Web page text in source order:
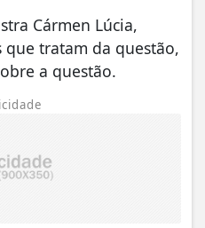
Cármen Lúcia,
que tratam da questão,
a questão.